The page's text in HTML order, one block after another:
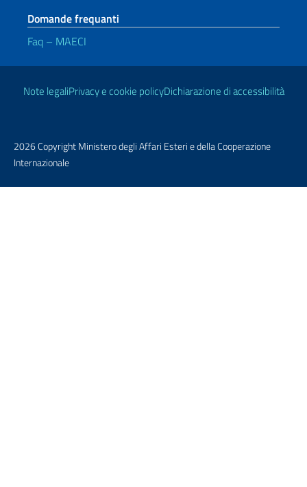
Domande frequanti
Faq – MAECI
Link Utili
Note legaliPrivacy e cookie policyDichiarazione di accessibilità
2026 Copyright Ministero degli Affari Esteri e della Cooperazione
Internazionale